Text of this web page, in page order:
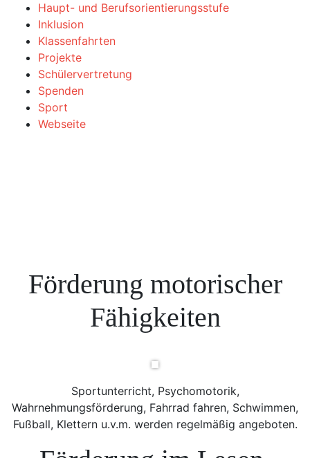
Haupt- und Berufsorientierungsstufe
Inklusion
Klassenfahrten
Projekte
Schülervertretung
Spenden
Sport
Webseite
Förderung motorischer
Fähigkeiten
Sportunterricht, Psychomotorik,
Wahrnehmungsförderung, Fahrrad fahren, Schwimmen,
Fußball, Klettern u.v.m. werden regelmäßig angeboten.